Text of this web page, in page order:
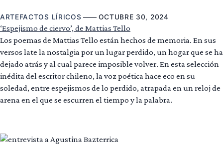
ARTEFACTOS LÍRICOS OCTUBRE 30, 2024
‘Espejismo de ciervo’, de Mattias Tello
Los poemas de Mattias Tello están hechos de memoria. En sus
versos late la nostalgia por un lugar perdido, un hogar que se ha
dejado atrás y al cual parece imposible volver. En esta selección
inédita del escritor chileno, la voz poética hace eco en su
soledad, entre espejismos de lo perdido, atrapada en un reloj de
arena en el que se escurren el tiempo y la palabra.